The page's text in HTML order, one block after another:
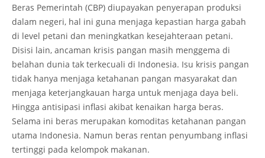
Beras Pemerintah (CBP) diupayakan penyerapan produksi
dalam negeri, hal ini guna menjaga kepastian harga gabah
di level petani dan meningkatkan kesejahteraan petani.
Disisi lain, ancaman krisis pangan masih menggema di
belahan dunia tak terkecuali di Indonesia. Isu krisis pangan
tidak hanya menjaga ketahanan pangan masyarakat dan
menjaga keterjangkauan harga untuk menjaga daya beli.
Hingga antisipasi inflasi akibat kenaikan harga beras.
Selama ini beras merupakan komoditas ketahanan pangan
utama Indonesia. Namun beras rentan penyumbang inflasi
tertinggi pada kelompok makanan.